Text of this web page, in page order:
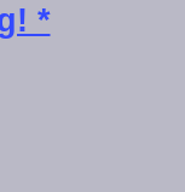
*